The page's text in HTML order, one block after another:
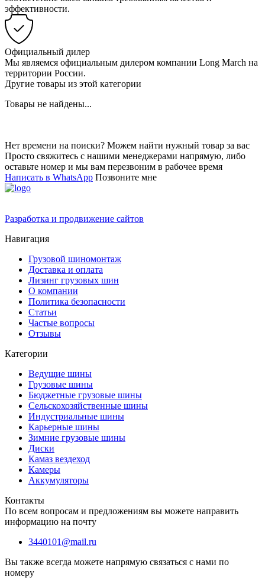
эффективности.
Официальный дилер
Мы являемся официальным дилером компании Long March на
территории России.
Другие товары из этой категории
Товары не найдены...
Нет времени на поиски? Можем найти нужный товар за вас
Просто свяжитесь с нашими менеджерами напрямую, либо
оставьте номер и мы вам перезвоним в рабочее время
Написать в WhatsApp Позвоните мне
Разработка и продвижение сайтов
Навигация
Грузовой шиномонтаж
Доставка и оплата
Лизинг грузовых шин
О компании
Политика безопасности
Статьи
Частые вопросы
Отзывы
Категории
Ведущие шины
Грузовые шины
Бюджетные грузовые шины
Сельскохозяйственные шины
Индустриальные шины
Карьерные шины
Зимние грузовые шины
Диски
Камаз вездеход
Камеры
Аккумуляторы
Контакты
По всем вопросам и предложениям вы можете направить
информацию на почту
3440101@mail.ru
Вы также всегда можете напрямую связаться с нами по
номеру